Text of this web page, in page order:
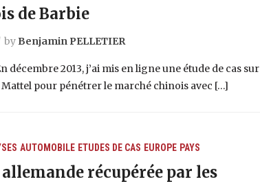
de Barbie
by Benjamin PELLETIER
décembre 2013, j’ai mis en ligne une étude de cas sur
pour pénétrer le marché chinois avec […]
AUTOMOBILE ETUDES DE CAS EUROPE PAYS
récupérée par les